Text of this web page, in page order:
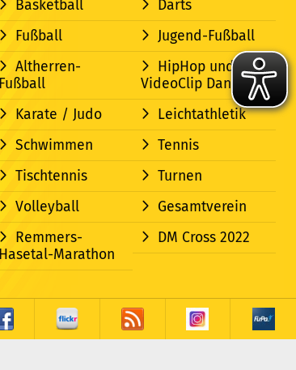
Basketball
Darts
Fußball
Jugend-Fußball
Altherren-
Fußball
HipHop und
VideoClip Dance
Karate / Judo
Leichtathletik
Schwimmen
Tennis
Tischtennis
Turnen
Volleyball
Gesamtverein
Remmers-
Hasetal-Marathon
DM Cross 2022